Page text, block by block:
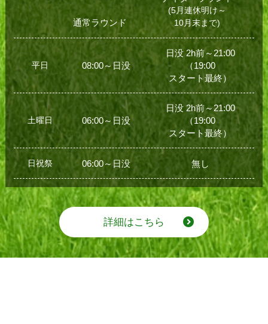
通常ラウンド
(5月連休明け～
10月末まで)
平日 08:00～日没
日没 2h前～21:00
（19:00
スタート最終）
土曜日 06:00～日没
日没 2h前～21:00
（19:00
スタート最終）
日祝祭 06:00～日没 無し
詳細はこちら